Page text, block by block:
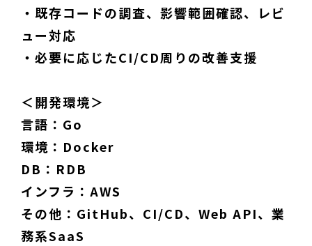
・既存コードの調査、影響範囲確認、レビ
ュー対応
・必要に応じたCI/CD周りの改善支援
＜開発環境＞
言語：Go
環境：Docker
DB：RDB
インフラ：AWS
その他：GitHub、CI/CD、Web API、業
務系SaaS